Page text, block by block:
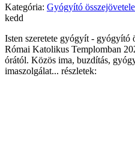
Kategória: Gyógyító
kedd
Isten szeretete gyógyít - gyógyító
Római Katolikus Templomban
órától. Közös ima, buzdítás,
imaszolgálat... részletek: